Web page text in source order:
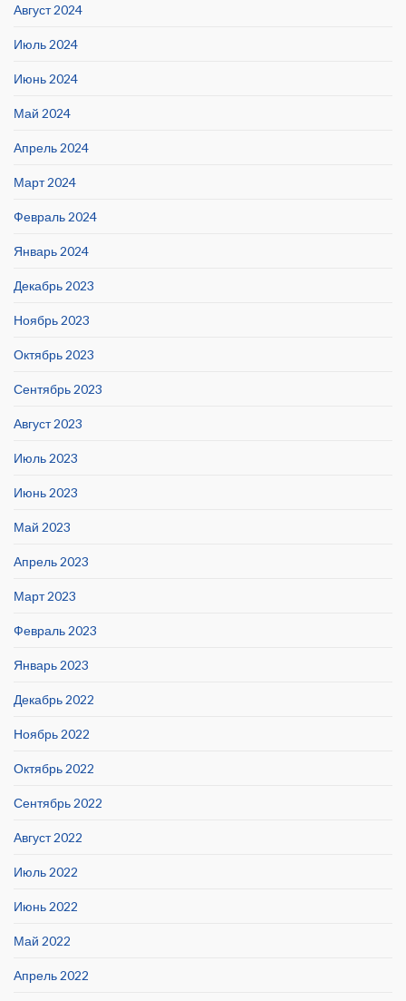
Август 2024
Июль 2024
Июнь 2024
Май 2024
Апрель 2024
Март 2024
Февраль 2024
Январь 2024
Декабрь 2023
Ноябрь 2023
Октябрь 2023
Сентябрь 2023
Август 2023
Июль 2023
Июнь 2023
Май 2023
Апрель 2023
Март 2023
Февраль 2023
Январь 2023
Декабрь 2022
Ноябрь 2022
Октябрь 2022
Сентябрь 2022
Август 2022
Июль 2022
Июнь 2022
Май 2022
Апрель 2022